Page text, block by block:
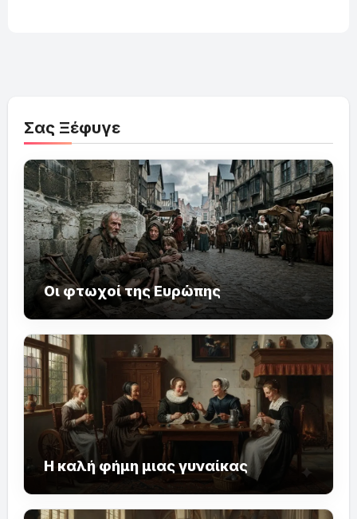
Σας Ξέφυγε
Οι φτωχοί της Ευρώπης
Η καλή φήμη μιας γυναίκας